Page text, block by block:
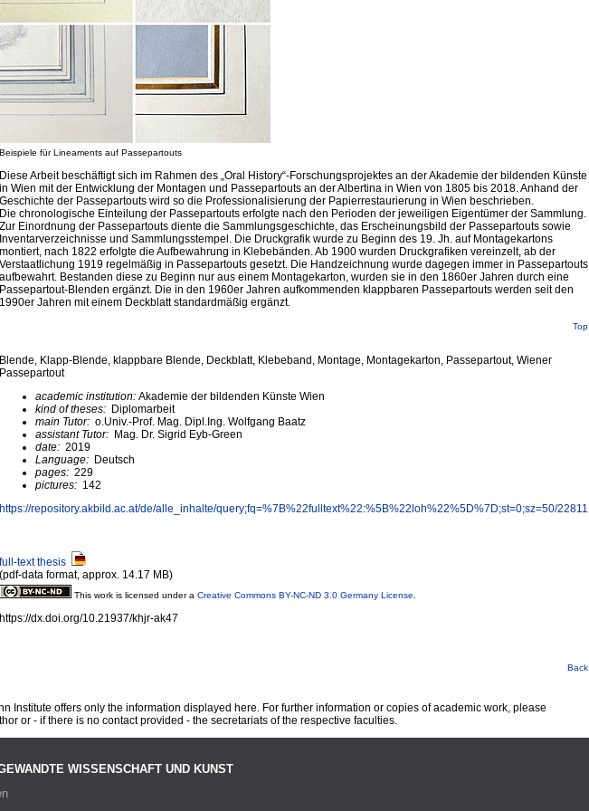
Beispiele für Lineaments auf Passepartouts
Diese Arbeit beschäftigt sich im Rahmen des „Oral History“-Forschungsprojektes an der Akademie der bildenden Künste
in Wien mit der Entwicklung der Montagen und Passepartouts an der Albertina in Wien von 1805 bis 2018. Anhand der
Geschichte der Passepartouts wird so die Professionalisierung der Papierrestaurierung in Wien beschrieben.
Die chronologische Einteilung der Passepartouts erfolgte nach den Perioden der jeweiligen Eigentümer der Sammlung.
Zur Einordnung der Passepartouts diente die Sammlungsgeschichte, das Erscheinungsbild der Passepartouts sowie
Inventarverzeichnisse und Sammlungsstempel. Die Druckgrafik wurde zu Beginn des 19. Jh. auf Montagekartons
montiert, nach 1822 erfolgte die Aufbewahrung in Klebebänden. Ab 1900 wurden Druckgrafiken vereinzelt, ab der
Verstaatlichung 1919 regelmäßig in Passepartouts gesetzt. Die Handzeichnung wurde dagegen immer in Passepartouts
aufbewahrt. Bestanden diese zu Beginn nur aus einem Montagekarton, wurden sie in den 1860er Jahren durch eine
Passepartout-Blenden ergänzt. Die in den 1960er Jahren aufkommenden klappbaren Passepartouts werden seit den
1990er Jahren mit einem Deckblatt standardmäßig ergänzt.
Top
Blende, Klapp-Blende, klappbare Blende, Deckblatt, Klebeband, Montage, Montagekarton, Passepartout, Wiener
Passepartout
academic institution: Akademie der bildenden Künste Wien
kind of theses: Diplomarbeit
main Tutor: o.Univ.-Prof. Mag. Dipl.Ing. Wolfgang Baatz
assistant Tutor: Mag. Dr. Sigrid Eyb-Green
date: 2019
Language: Deutsch
pages: 229
pictures: 142
https://repository.akbild.ac.at/de/alle_inhalte/query;fq=%7B%22fulltext%22:%5B%22loh%22%5D%7D;st=0;sz=50/22811
full-text thesis
(pdf-data format, approx. 14.17 MB)
This work is licensed under a Creative Commons BY-NC-ND 3.0 Germany License
https://dx.doi.org/10.21937/khjr-ak47
Back
Institute offers only the information displayed here. For further information or copies of academic work, please
or - if there is no contact provided - the secretariats of the respective faculties.
WISSENSCHAFT UND KUNST